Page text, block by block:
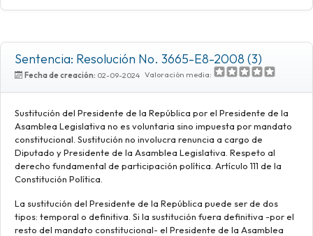
Sentencia: Resolución No. 3665-E8-2008 (3)
Fecha de creación: 02-09-2024 Valoración media:
Sustitución del Presidente de la República por el Presidente de la
Asamblea Legislativa no es voluntaria sino impuesta por mandato
constitucional. Sustitución no involucra renuncia a cargo de
Diputado y Presidente de la Asamblea Legislativa. Respeto al
derecho fundamental de participación política. Artículo 111 de la
Constitución Política.
La sustitución del Presidente de la República puede ser de dos
tipos: temporal o definitiva. Si la sustitución fuera definitiva -por el
resto del mandato constitucional- el Presidente de la Asamblea